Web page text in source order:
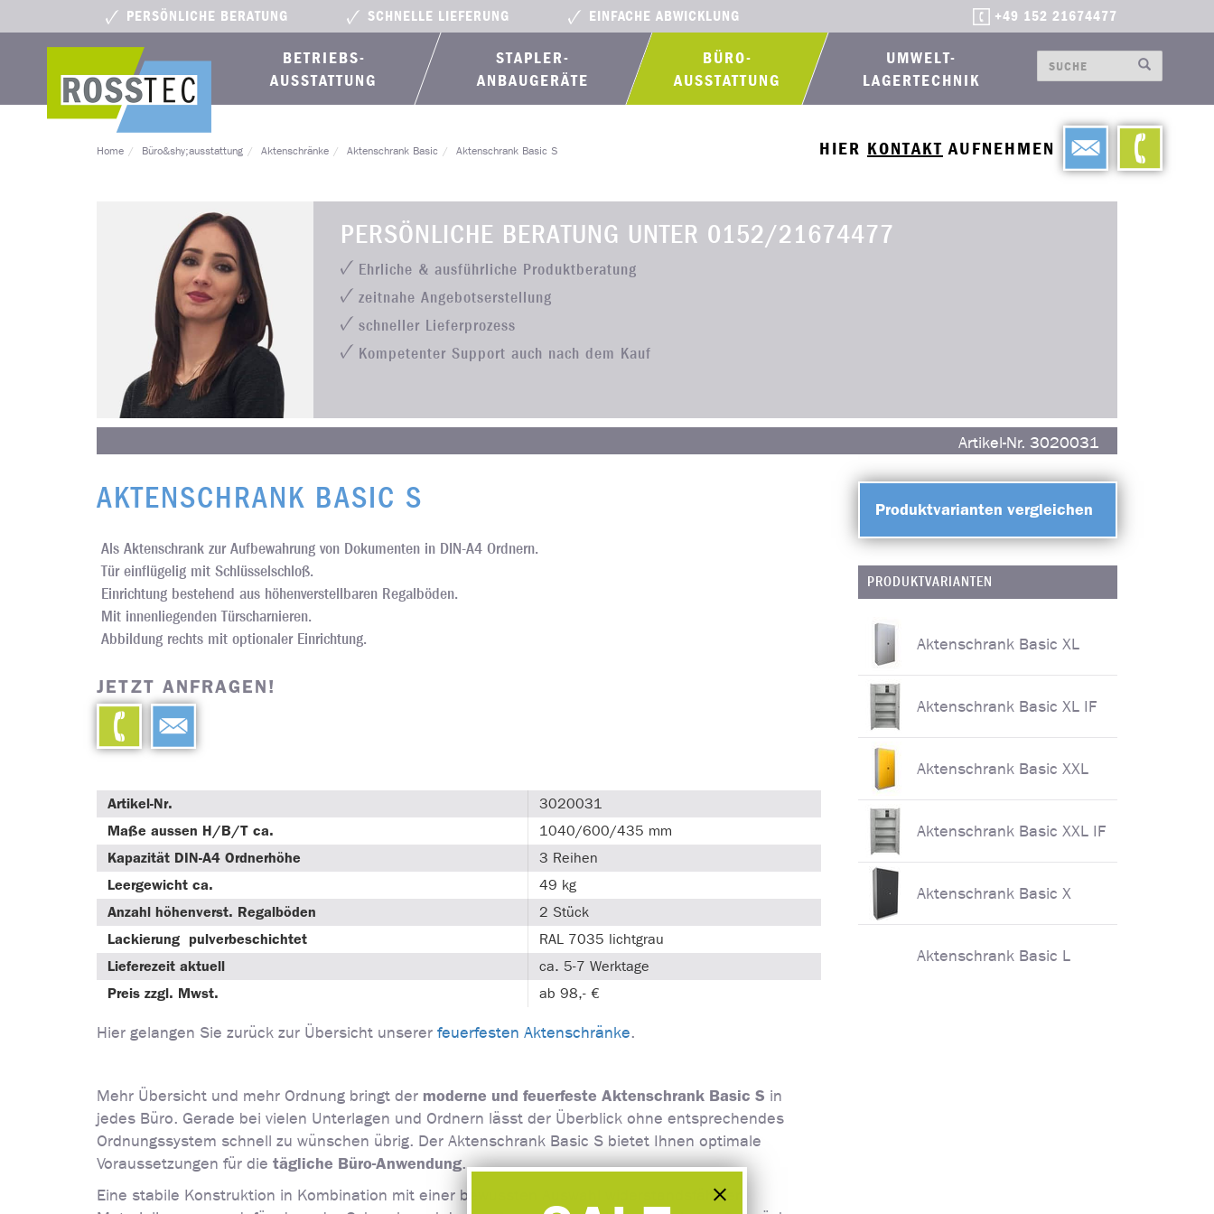
PERSÖNLICHE BERATUNG SCHNELLE LIEFERUNG EINFACHE ABWICKLUNG +49 152 21674477
BETRIEBS­
AUSSTATTUNG
STAPLER-
ANBAUGERÄTE
BÜRO­
AUSSTATTUNG
UMWELT-
LAGERTECHNIK
HIER KONTAKT AUFNEHMEN
Home Büro&shy;ausstattung Aktenschränke Aktenschrank Basic Aktenschrank Basic S
PERSÖNLICHE BERATUNG UNTER 0152/21674477
Ehrliche & ausführliche Produktberatung
zeitnahe Angebotserstellung
schneller Lieferprozess
Kompetenter Support auch nach dem Kauf
Artikel-Nr. 3020031
AKTENSCHRANK BASIC S
Als Aktenschrank zur Aufbewahrung von Dokumenten in DIN-A4 Ordnern.
Tür einflügelig mit Schlüsselschloß.
Einrichtung bestehend aus höhenverstellbaren Regalböden.
Mit innenliegenden Türscharnieren.
Abbildung rechts mit optionaler Einrichtung.
JETZT ANFRAGEN!
Artikel-Nr.
3020031
Maße aussen H/B/T ca.
1040/600/435 mm
Kapazität DIN-A4 Ordnerhöhe
3 Reihen
Leergewicht ca.
49 kg
Anzahl höhenverst. Regalböden
2 Stück
Lackierung pulverbeschichtet
RAL 7035 lichtgrau
Lieferezeit aktuell
ca. 5-7 Werktage
Preis zzgl. Mwst.
ab 98,- €
Hier gelangen Sie zurück zur Übersicht unserer feuerfesten Aktenschränke.
Mehr Übersicht und mehr Ordnung bringt der moderne und feuerfeste Aktenschrank Basic S in
jedes Büro. Gerade bei vielen Unterlagen und Ordnern lässt der Überblick ohne entsprechendes
Ordnungssystem schnell zu wünschen übrig. Der Aktenschrank Basic S bietet Ihnen optimale
Voraussetzungen für die tägliche Büro-Anwendung.
Eine stabile Konstruktion in Kombination mit einer bewussten Auswahl widerstandsfähiger
Produktvarianten vergleichen
PRODUKTVARIANTEN
Aktenschrank Basic XL
Aktenschrank Basic XL IF
Aktenschrank Basic XXL
Aktenschrank Basic XXL IF
Aktenschrank Basic X
Aktenschrank Basic L